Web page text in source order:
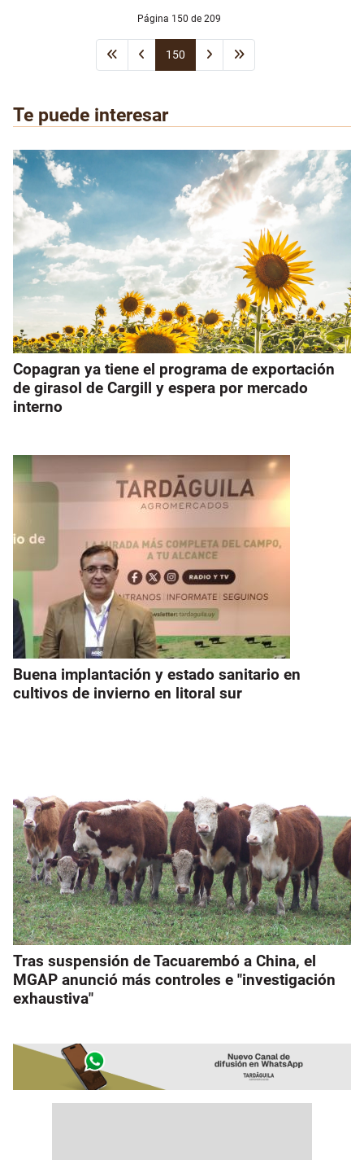
Página 150 de 209
150
Te puede interesar
Copagran ya tiene el programa de exportación
de girasol de Cargill y espera por mercado
interno
Buena implantación y estado sanitario en
cultivos de invierno en litoral sur
Tras suspensión de Tacuarembó a China, el
MGAP anunció más controles e "investigación
exhaustiva"